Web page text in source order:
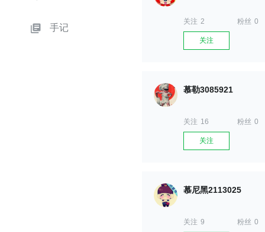
手记
关注 2 粉丝 0
关注
慕勒3085921
关注 16 粉丝 0
关注
慕尼黑2113025
关注 9 粉丝 0